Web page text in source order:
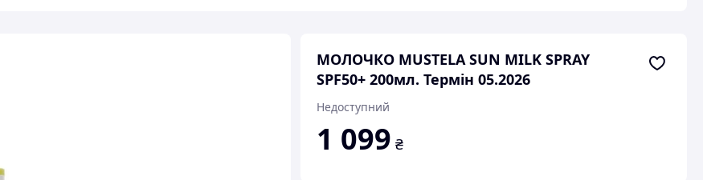
МОЛОЧКО MUSTELA SUN MILK SPRAY
SPF50+ 200мл. Термін 05.2026
Недоступний
1 099 ₴